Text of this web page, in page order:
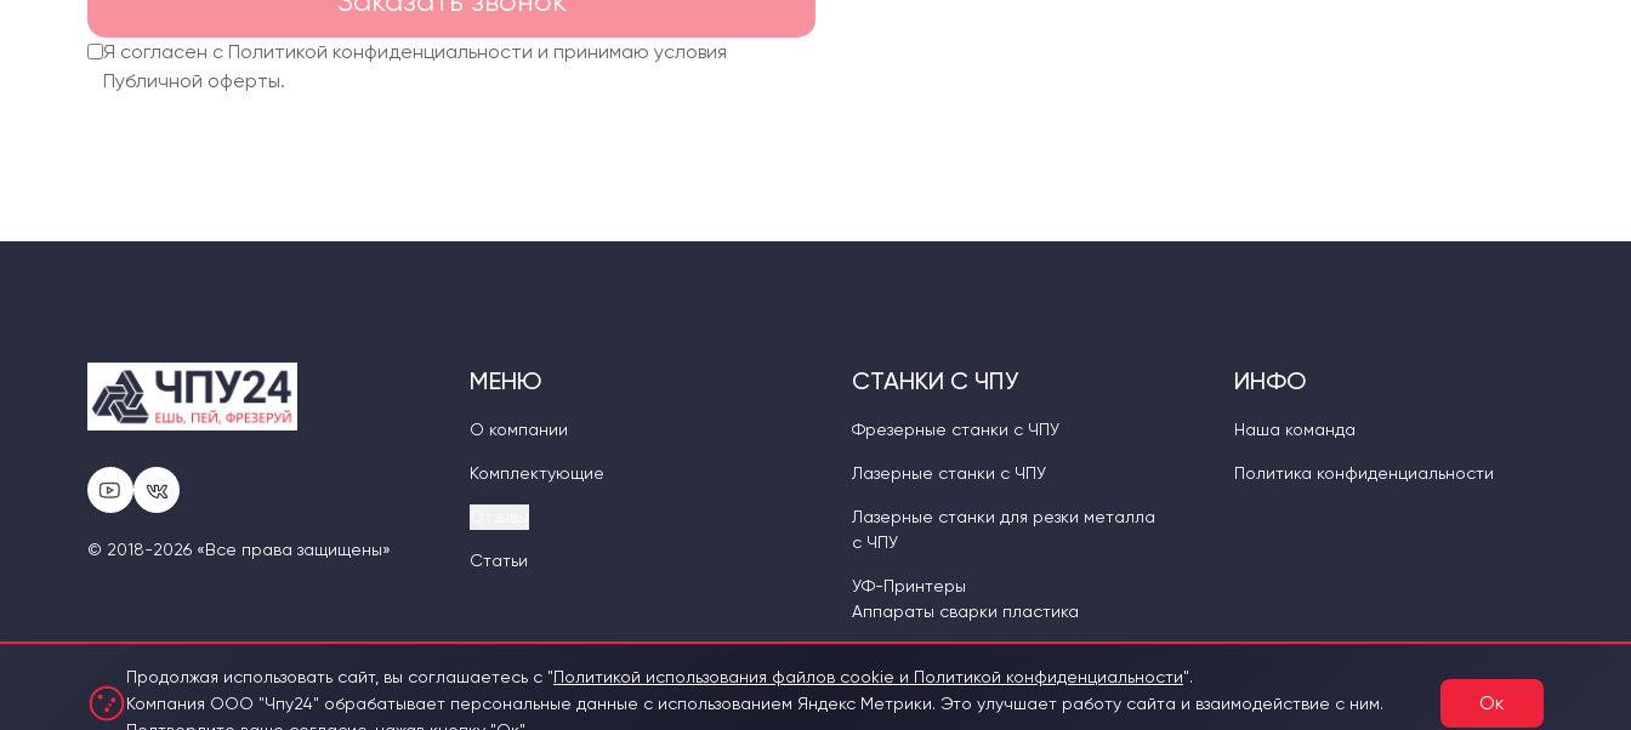
Я согласен с Политикой конфиденциальности и принимаю условия
Публичной оферты.
© 2018-2026 «Все права защищены»
МЕНЮ
О компании
Комплектующие
Статьи
СТАНКИ С ЧПУ
Фрезерные станки с ЧПУ
Лазерные станки с ЧПУ
Лазерные станки для резки металла
с ЧПУ
УФ-Принтеры
Аппараты сварки пластика
ИНФО
Наша команда
Политика конфиденциальности
Продолжая использовать сайт, вы соглашаетесь с "Политикой использования файлов cookie и Политикой конфиденциальности".
Компания ООО "Чпу24" обрабатывает персональные данные с использованием Яндекс Метрики. Это улучшает работу сайта и взаимодействие с ним.
Ок